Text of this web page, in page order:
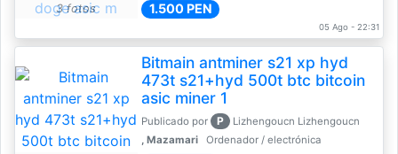
3 fotos 1.500 PEN
05 Ago - 22:31
Bitmain antminer s21 xp hyd
473t s21+hyd 500t btc bitcoin
asic miner 1
Publicado por P
Lizhengoucn Lizhengoucn
, Mazamari
Ordenador / electrónica